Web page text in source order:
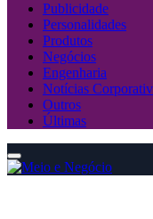
Publicidade
Personalidades
Produtos
Negócios
Engenharia
Notícias
Outros
Últimas